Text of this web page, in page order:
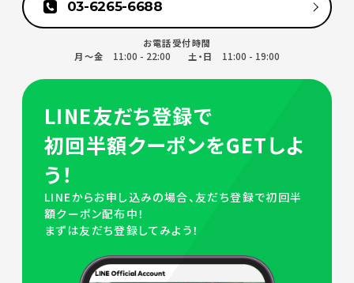
03-6265-6688
お電話受付時間
月～金
11:00 - 22:00 土・日 11:00 - 19:00
LINE友だち登録で
初回半額クーポンをGETしよ
う！
LINEからお申し込みの場合、友だち登録で初回半
額クーポン配布中！
まずは友だち登録してみよう！